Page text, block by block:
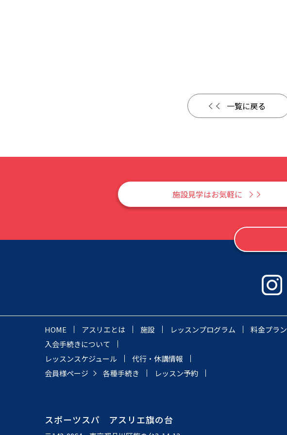
一覧に戻る
施設見学はお気軽に
HOME アスリエとは 施設 レッスンプログラム 料金プラン
入会手続きについて
レッスンスケジュール
代行・休講情報
会員様ページ
各種手続き レッスン予約
スポーツスパ アスリエ旗の台